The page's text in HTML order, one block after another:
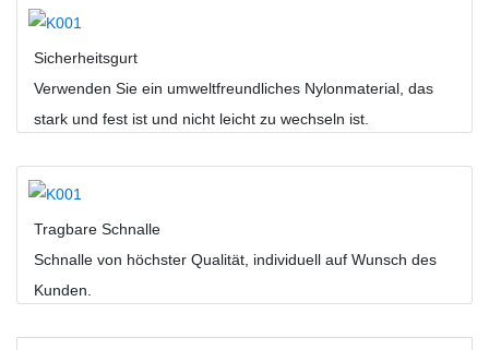
Sicherheitsgurt
Verwenden Sie ein umweltfreundliches Nylonmaterial, das
stark und fest ist und nicht leicht zu wechseln ist.
Tragbare Schnalle
Schnalle von höchster Qualität, individuell auf Wunsch des
Kunden.